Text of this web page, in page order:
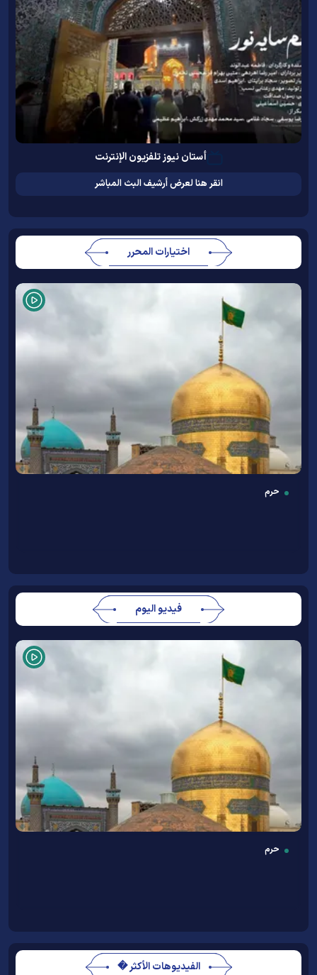
أستان نيوز تلفزيون الإنترنت
انقر هنا لعرض أرشيف البث المباشر
اختيارات المحرر
حرم
فيديو اليوم
حرم
الفيديوهات الأكثر �